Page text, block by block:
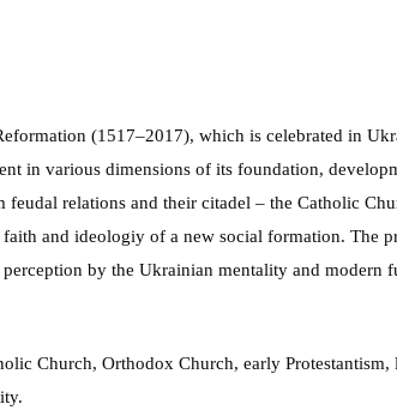
(1517–2017), which is celebrated in
in various dimensions of its foundation,
feudal relations and their citadel – the Catholic
and ideologiy of a new social formation. The
by the Ukrainian mentality and modern
Church, Orthodox Church, early Protestantism,